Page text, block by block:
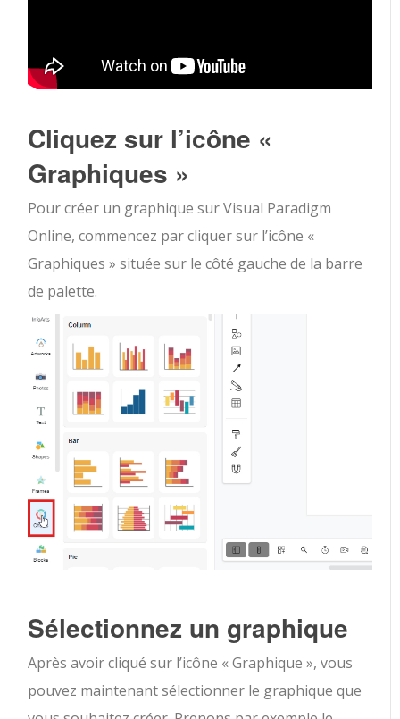
Cliquez sur l’icône «
Graphiques »
Pour créer un graphique sur Visual Paradigm
Online, commencez par cliquer sur l’icône «
Graphiques » située sur le côté gauche de la barre
de palette.
Sélectionnez un graphique
Après avoir cliqué sur l’icône « Graphique », vous
pouvez maintenant sélectionner le graphique que